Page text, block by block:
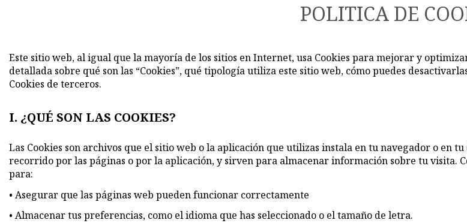
POLITICA DE
Este sitio web, al igual que la mayoría de los sitios en Internet, usa Cookies para mejorar y
detallada sobre qué son las “Cookies”, qué tipología utiliza este sitio web, cómo puedes
Cookies de terceros.
I. ¿QUÉ SON LAS COOKIES?
Las Cookies son archivos que el sitio web o la aplicación que utilizas instala en tu navegador o en
recorrido por las páginas o por la aplicación, y sirven para almacenar información sobre tu visita.
para:
• Asegurar que las páginas web pueden funcionar correctamente
• Almacenar tus preferencias, como el idioma que has seleccionado o el tamaño de letra.